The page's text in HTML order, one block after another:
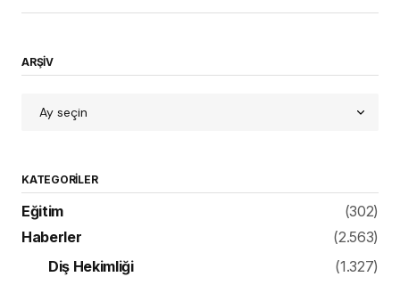
ARŞİV
KATEGORILER
Eğitim
(302)
Haberler
(2.563)
Diş Hekimliği
(1.327)